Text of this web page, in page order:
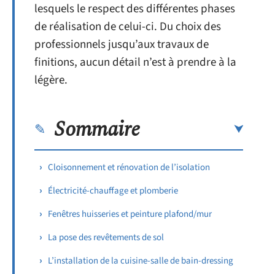
lesquels le respect des différentes phases
de réalisation de celui-ci. Du choix des
professionnels jusqu’aux travaux de
finitions, aucun détail n’est à prendre à la
légère.
Sommaire
Cloisonnement et rénovation de l’isolation
Électricité-chauffage et plomberie
Fenêtres huisseries et peinture plafond/mur
La pose des revêtements de sol
L’installation de la cuisine-salle de bain-dressing